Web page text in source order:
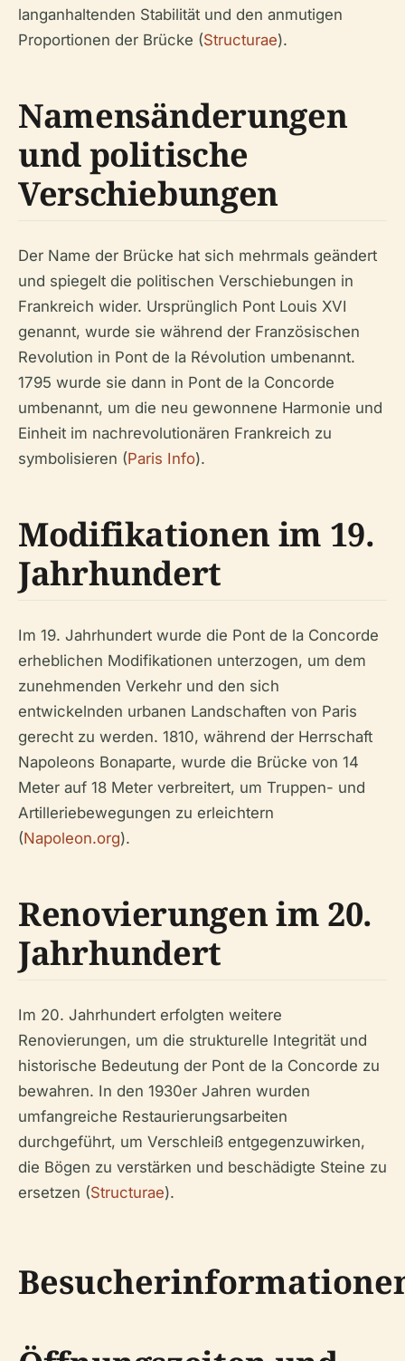
langanhaltenden Stabilität und den anmutigen
Proportionen der Brücke (Structurae).
Namensänderungen
und politische
Verschiebungen
Der Name der Brücke hat sich mehrmals geändert
und spiegelt die politischen Verschiebungen in
Frankreich wider. Ursprünglich Pont Louis XVI
genannt, wurde sie während der Französischen
Revolution in Pont de la Révolution umbenannt.
1795 wurde sie dann in Pont de la Concorde
umbenannt, um die neu gewonnene Harmonie und
Einheit im nachrevolutionären Frankreich zu
symbolisieren (Paris Info).
Modifikationen im 19.
Jahrhundert
Im 19. Jahrhundert wurde die Pont de la Concorde
erheblichen Modifikationen unterzogen, um dem
zunehmenden Verkehr und den sich
entwickelnden urbanen Landschaften von Paris
gerecht zu werden. 1810, während der Herrschaft
Napoleons Bonaparte, wurde die Brücke von 14
Meter auf 18 Meter verbreitert, um Truppen- und
Artilleriebewegungen zu erleichtern
(Napoleon.org).
Renovierungen im 20.
Jahrhundert
Im 20. Jahrhundert erfolgten weitere
Renovierungen, um die strukturelle Integrität und
historische Bedeutung der Pont de la Concorde zu
bewahren. In den 1930er Jahren wurden
umfangreiche Restaurierungsarbeiten
durchgeführt, um Verschleiß entgegenzuwirken,
die Bögen zu verstärken und beschädigte Steine zu
ersetzen (Structurae).